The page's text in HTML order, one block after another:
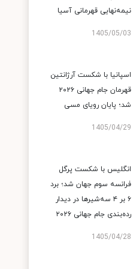
نیمه‌نهایی قهرمانی آسیا
1405/05/03
اسپانیا با شکست آرژانتین
قهرمان جام جهانی ۲۰۲۶
شد؛ پایان رویای مسی
1405/04/29
انگلیس با شکست پرگل
فرانسه سوم جهان شد؛ برد
۶ بر ۴ سه‌شیرها در دیدار
رده‌بندی جام جهانی ۲۰۲۶
1405/04/28